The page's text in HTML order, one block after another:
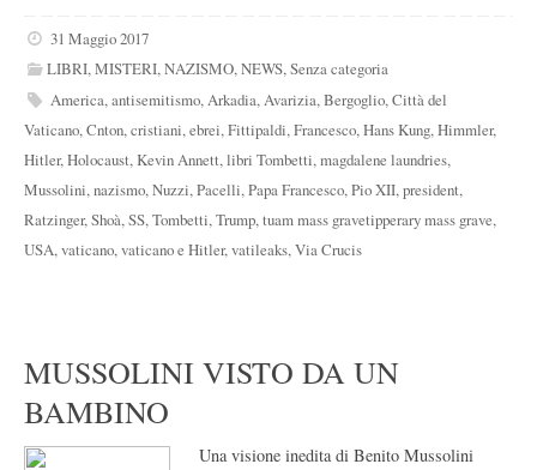
31 Maggio 2017
LIBRI,MISTERI,NAZISMO,NEWS,Senza categoria
America,antisemitismo,Arkadia,Avarizia,Bergoglio,Città del
Vaticano,Cnton,cristiani,ebrei,Fittipaldi,Francesco,Hans Kung,Himmler,
Hitler,Holocaust,Kevin Annett,libri Tombetti,magdalene laundries,
Mussolini,nazismo,Nuzzi,Pacelli,Papa Francesco,Pio XII,president,
Ratzinger,Shoà,SS,Tombetti,Trump,tuam mass gravetipperary mass grave,
USA,vaticano,vaticano e Hitler,vatileaks,Via Crucis
MUSSOLINI VISTO DA UN
BAMBINO
Una visione inedita di Benito Mussolini